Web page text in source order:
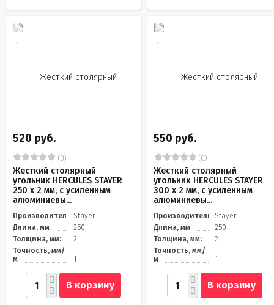
520 руб.
(0)
Жесткий столярный
угольник HERCULES STAYER
250 х 2 мм, с усиленным
алюминиевы...
Производитель
Stayer
Длина, мм
250
Толщина, мм:
2
Точность, мм/
м
1
В корзину
550 руб.
(0)
Жесткий столярный
угольник HERCULES STAYER
300 х 2 мм, с усиленным
алюминиевы...
Производитель
Stayer
Длина, мм
250
Толщина, мм:
2
Точность, мм/
м
1
В корзину